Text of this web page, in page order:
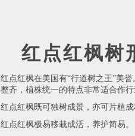
红点红枫树
红点红枫在美国有“行道树之王”美
整齐，植株统一的特点非常适合作行
红点红枫既可独树成景，亦可片植成
红点红枫极易移栽成活，养护简易。